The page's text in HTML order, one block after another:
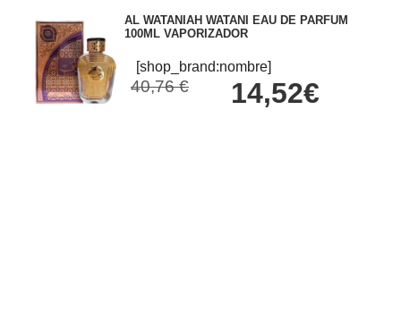
AL WATANIAH WATANI EAU DE PARFUM
100ML VAPORIZADOR
[shop_brand:nombre]
40,76 € 14,52€